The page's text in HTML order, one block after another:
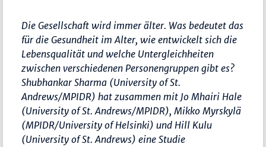
Die Gesellschaft wird immer älter. Was bedeutet das
für die Gesundheit im Alter, wie entwickelt sich die
Lebensqualität und welche Untergleichheiten
zwischen verschiedenen Personengruppen gibt es?
Shubhankar Sharma (University of St.
Andrews/MPIDR) hat zusammen mit Jo Mhairi Hale
(University of St. Andrews/MPIDR), Mikko Myrskylä
(MPIDR/University of Helsinki) und Hill Kulu
(University of St. Andrews) eine Studie